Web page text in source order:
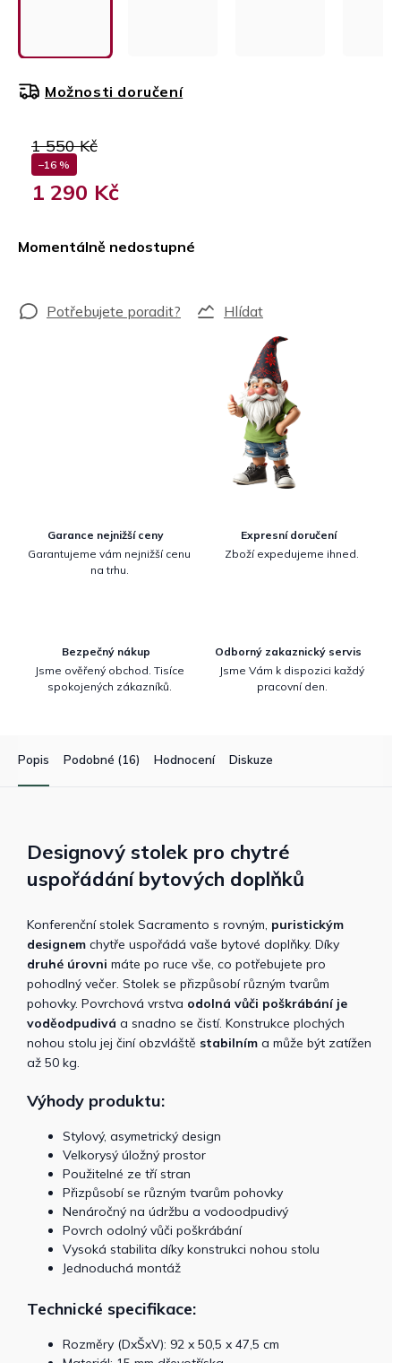
1 550 Kč
–16 %
1 290 Kč
Momentálně nedostupné
Možnosti doručení
Hlídat
Garance nejnižší ceny
Garantujeme vám nejnižší cenu
na trhu.
Expresní doručení
Zboží expedujeme ihned.
Bezpečný nákup
Jsme ověřený obchod. Tisíce
spokojených zákazníků.
Odborný zakaznický servis
Jsme Vám k dispozici každý
pracovní den.
Popis Podobné (16) Hodnocení Diskuze
Designový stolek pro chytré
uspořádání bytových doplňků
Konferenční stolek Sacramento s rovným, puristickým
designem chytře uspořádá vaše bytové doplňky. Díky
druhé úrovni máte po ruce vše, co potřebujete pro
pohodlný večer. Stolek se přizpůsobí různým tvarům
pohovky. Povrchová vrstva odolná vůči poškrábání je
voděodpudivá a snadno se čistí. Konstrukce plochých
nohou stolu jej činí obzvláště stabilním a může být zatížen
až 50 kg.
Výhody produktu:
Stylový, asymetrický design
Velkorysý úložný prostor
Použitelné ze tří stran
Přizpůsobí se různým tvarům pohovky
Nenáročný na údržbu a vodoodpudivý
Povrch odolný vůči poškrábání
Vysoká stabilita díky konstrukci nohou stolu
Jednoduchá montáž
Technické specifikace:
Rozměry (DxŠxV): 92 x 50,5 x 47,5 cm